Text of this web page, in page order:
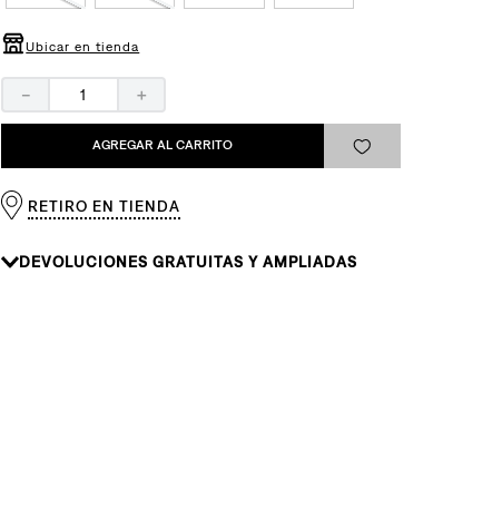
Ubicar en tienda
＋
－
AGREGAR AL CARRITO
RETIRO EN TIENDA
DEVOLUCIONES GRATUITAS Y AMPLIADAS